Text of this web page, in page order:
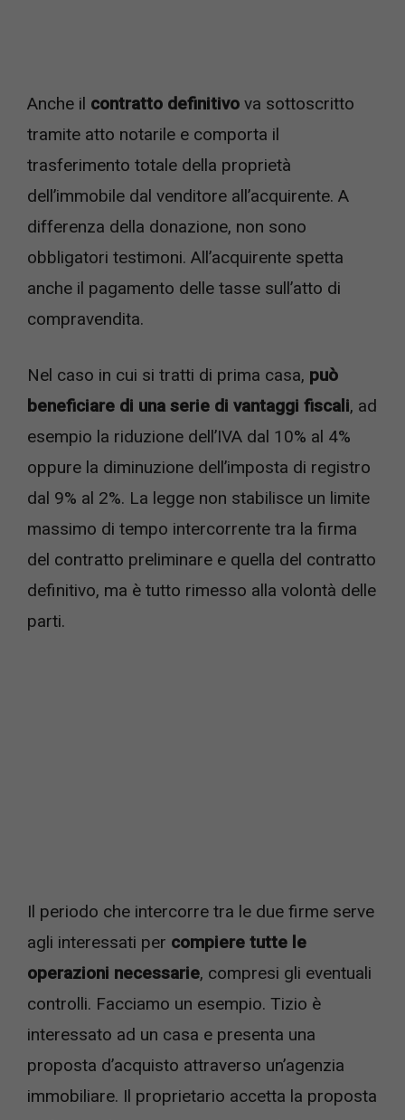
Anche il contratto definitivo va sottoscritto
tramite atto notarile e comporta il
trasferimento totale della proprietà
dell’immobile dal venditore all’acquirente. A
differenza della donazione, non sono
obbligatori testimoni. All’acquirente spetta
anche il pagamento delle tasse sull’atto di
compravendita.
Nel caso in cui si tratti di prima casa, può
beneficiare di una serie di vantaggi fiscali, ad
esempio la riduzione dell’IVA dal 10% al 4%
oppure la diminuzione dell’imposta di registro
dal 9% al 2%. La legge non stabilisce un limite
massimo di tempo intercorrente tra la firma
del contratto preliminare e quella del contratto
definitivo, ma è tutto rimesso alla volontà delle
parti.
Il periodo che intercorre tra le due firme serve
agli interessati per compiere tutte le
operazioni necessarie, compresi gli eventuali
controlli. Facciamo un esempio. Tizio è
interessato ad un casa e presenta una
proposta d’acquisto attraverso un’agenzia
immobiliare. Il proprietario accetta la proposta